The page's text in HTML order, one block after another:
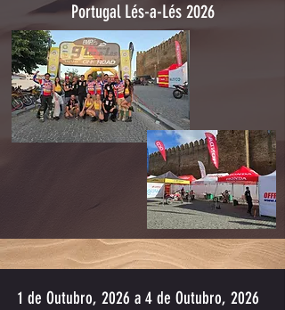
Portugal Lés-a-Lés 2026
1 de Outubro, 2026 a 4 de Outubro, 2026